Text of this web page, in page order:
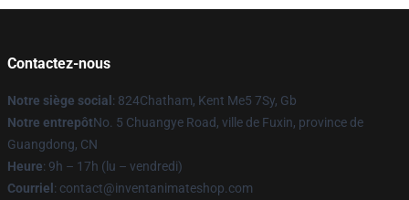
Contactez-nous
Notre siège social : 824Chatham, Kent Me5 7Sy, Gb
Notre entrepôtNo. 5 Chuangye Road, ville de Fuxin, province de
Guangdong, CN
Heure: 9h – 17h (lu – vendredi)
Courriel : contact@inventanimateshop.com